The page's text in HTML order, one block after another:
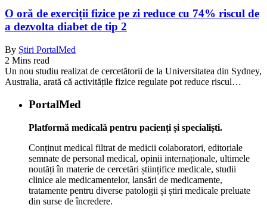
O oră de exerciții fizice pe zi reduce cu 74% riscul de
a dezvolta diabet de tip 2
By Știri PortalMed
2 Mins read
Un nou studiu realizat de cercetătorii de la Universitatea din Sydney,
Australia, arată că activitățile fizice regulate pot reduce riscul…
PortalMed
Platformă medicală pentru pacienți și specialiști.
Conținut medical filtrat de medicii colaboratori, editoriale
semnate de personal medical, opinii internaționale, ultimele
noutăți în materie de cercetări științifice medicale, studii
clinice ale medicamentelor, lansări de medicamente,
tratamente pentru diverse patologii și știri medicale preluate
din surse de încredere.